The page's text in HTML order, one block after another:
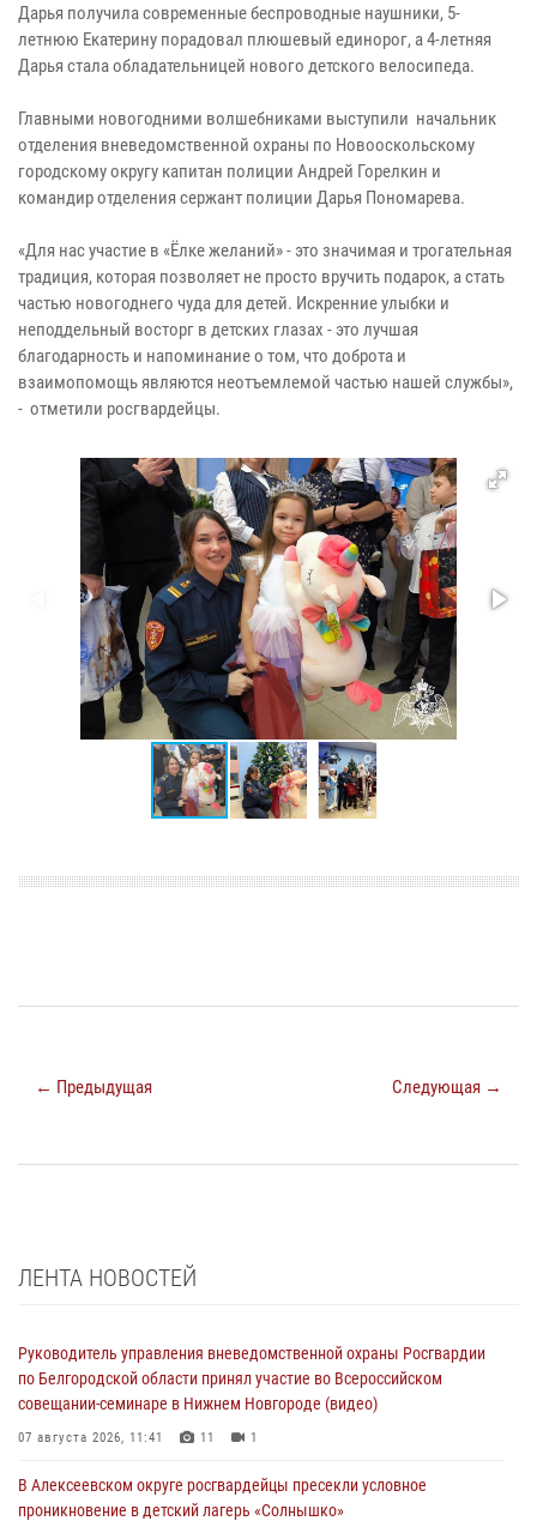
Дарья получила современные беспроводные наушники, 5-
летнюю Екатерину порадовал плюшевый единорог, а 4-летняя
Дарья стала обладательницей нового детского велосипеда.
Главными новогодними волшебниками выступили начальник
отделения вневедомственной охраны по Новооскольскому
городскому округу капитан полиции Андрей Горелкин и
командир отделения сержант полиции Дарья Пономарева.
«Для нас участие в «Ёлке желаний» - это значимая и трогательная
традиция, которая позволяет не просто вручить подарок, а стать
частью новогоднего чуда для детей. Искренние улыбки и
неподдельный восторг в детских глазах - это лучшая
благодарность и напоминание о том, что доброта и
взаимопомощь являются неотъемлемой частью нашей службы»,
- отметили росгвардейцы.
← Предыдущая Следующая →
ЛЕНТА НОВОСТЕЙ
Руководитель управления вневедомственной охраны Росгвардии
по Белгородской области принял участие во Всероссийском
совещании-семинаре в Нижнем Новгороде (видео)
07 августа 2026, 11:41 11 1
В Алексеевском округе росгвардейцы пресекли условное
проникновение в детский лагерь «Солнышко»